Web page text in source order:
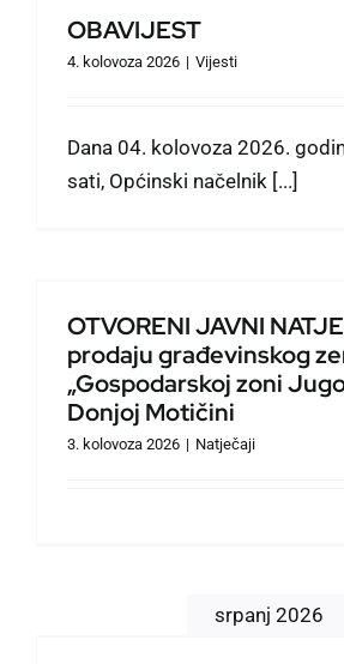
Dokumenti
Događanja
Službeno informiranje
OBAVIJEST
4. kolovoza 2026 | Vijesti
Dana 04. kolovoza 2026.
sati, Općinski načelnik [...]
OTVORENI JAVNI
prodaju građevinskog
„Gospodarskoj zoni
Donjoj Motičini
3. kolovoza 2026 | Natječaji
srpanj 2026